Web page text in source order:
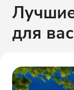
для вас